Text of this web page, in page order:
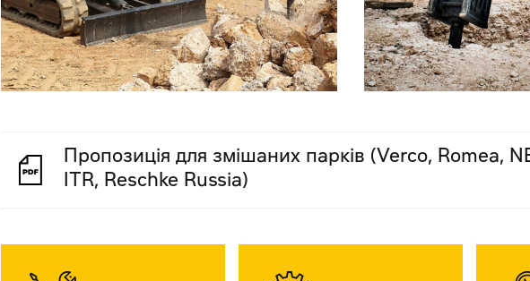
Пропозиція для змішаних парків (Verco, Romea,
ITR, Reschke Russia)